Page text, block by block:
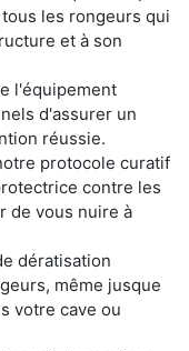
les rongeurs qui
et à son
l'équipement
d'assurer un
réussie.
protocole curatif
contre les
de vous nuire à
dératisation
même jusque
votre cave ou